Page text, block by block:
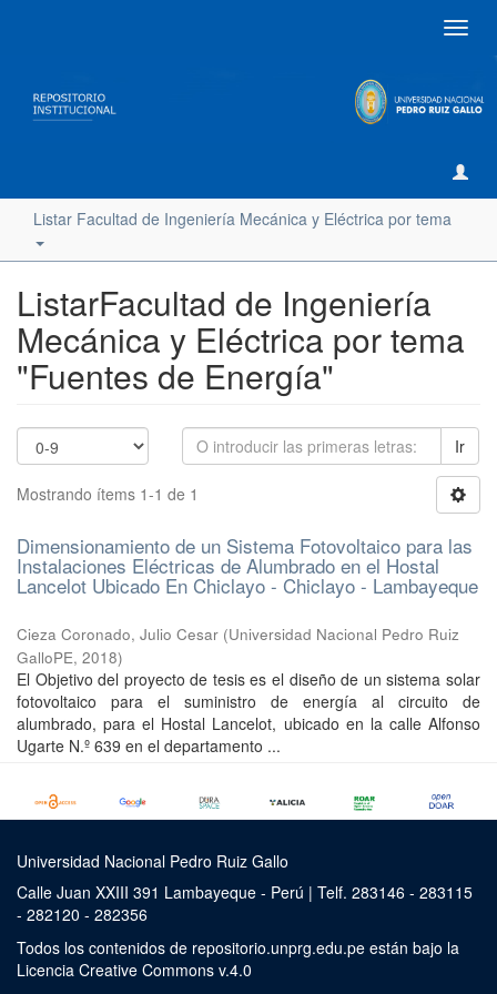
Listar Facultad de Ingeniería Mecánica y Eléctrica por tema
ListarFacultad de Ingeniería
Mecánica y Eléctrica por tema
"Fuentes de Energía"
Ir
Mostrando ítems 1-1 de 1
Dimensionamiento de un Sistema Fotovoltaico para las
Instalaciones Eléctricas de Alumbrado en el Hostal
Lancelot Ubicado En Chiclayo - Chiclayo - Lambayeque
Cieza Coronado, Julio Cesar (Universidad Nacional Pedro Ruiz
GalloPE, 2018)
El Objetivo del proyecto de tesis es el diseño de un sistema solar
fotovoltaico para el suministro de energía al circuito de
alumbrado, para el Hostal Lancelot, ubicado en la calle Alfonso
Ugarte N.º 639 en el departamento ...
Universidad Nacional Pedro Ruiz Gallo
Calle Juan XXIII 391 Lambayeque - Perú | Telf. 283146 - 283115
- 282120 - 282356
Todos los contenidos de repositorio.unprg.edu.pe están bajo la
Licencia Creative Commons v.4.0